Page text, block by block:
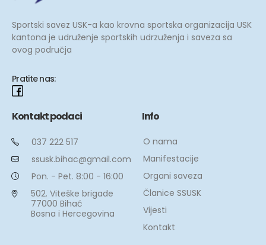
Sportski savez USK-a kao krovna sportska organizacija USK
kantona je udruženje sportskih udrzuženja i saveza sa
ovog područja
Pratite nas:
Kontakt podaci
037 222 517
ssusk.bihac@gmail.com
Pon. - Pet. 8:00 - 16:00
502. Viteške brigade
77000 Bihać
Bosna i Hercegovina
Info
O nama
Manifestacije
Organi saveza
Članice SSUSK
Vijesti
Kontakt